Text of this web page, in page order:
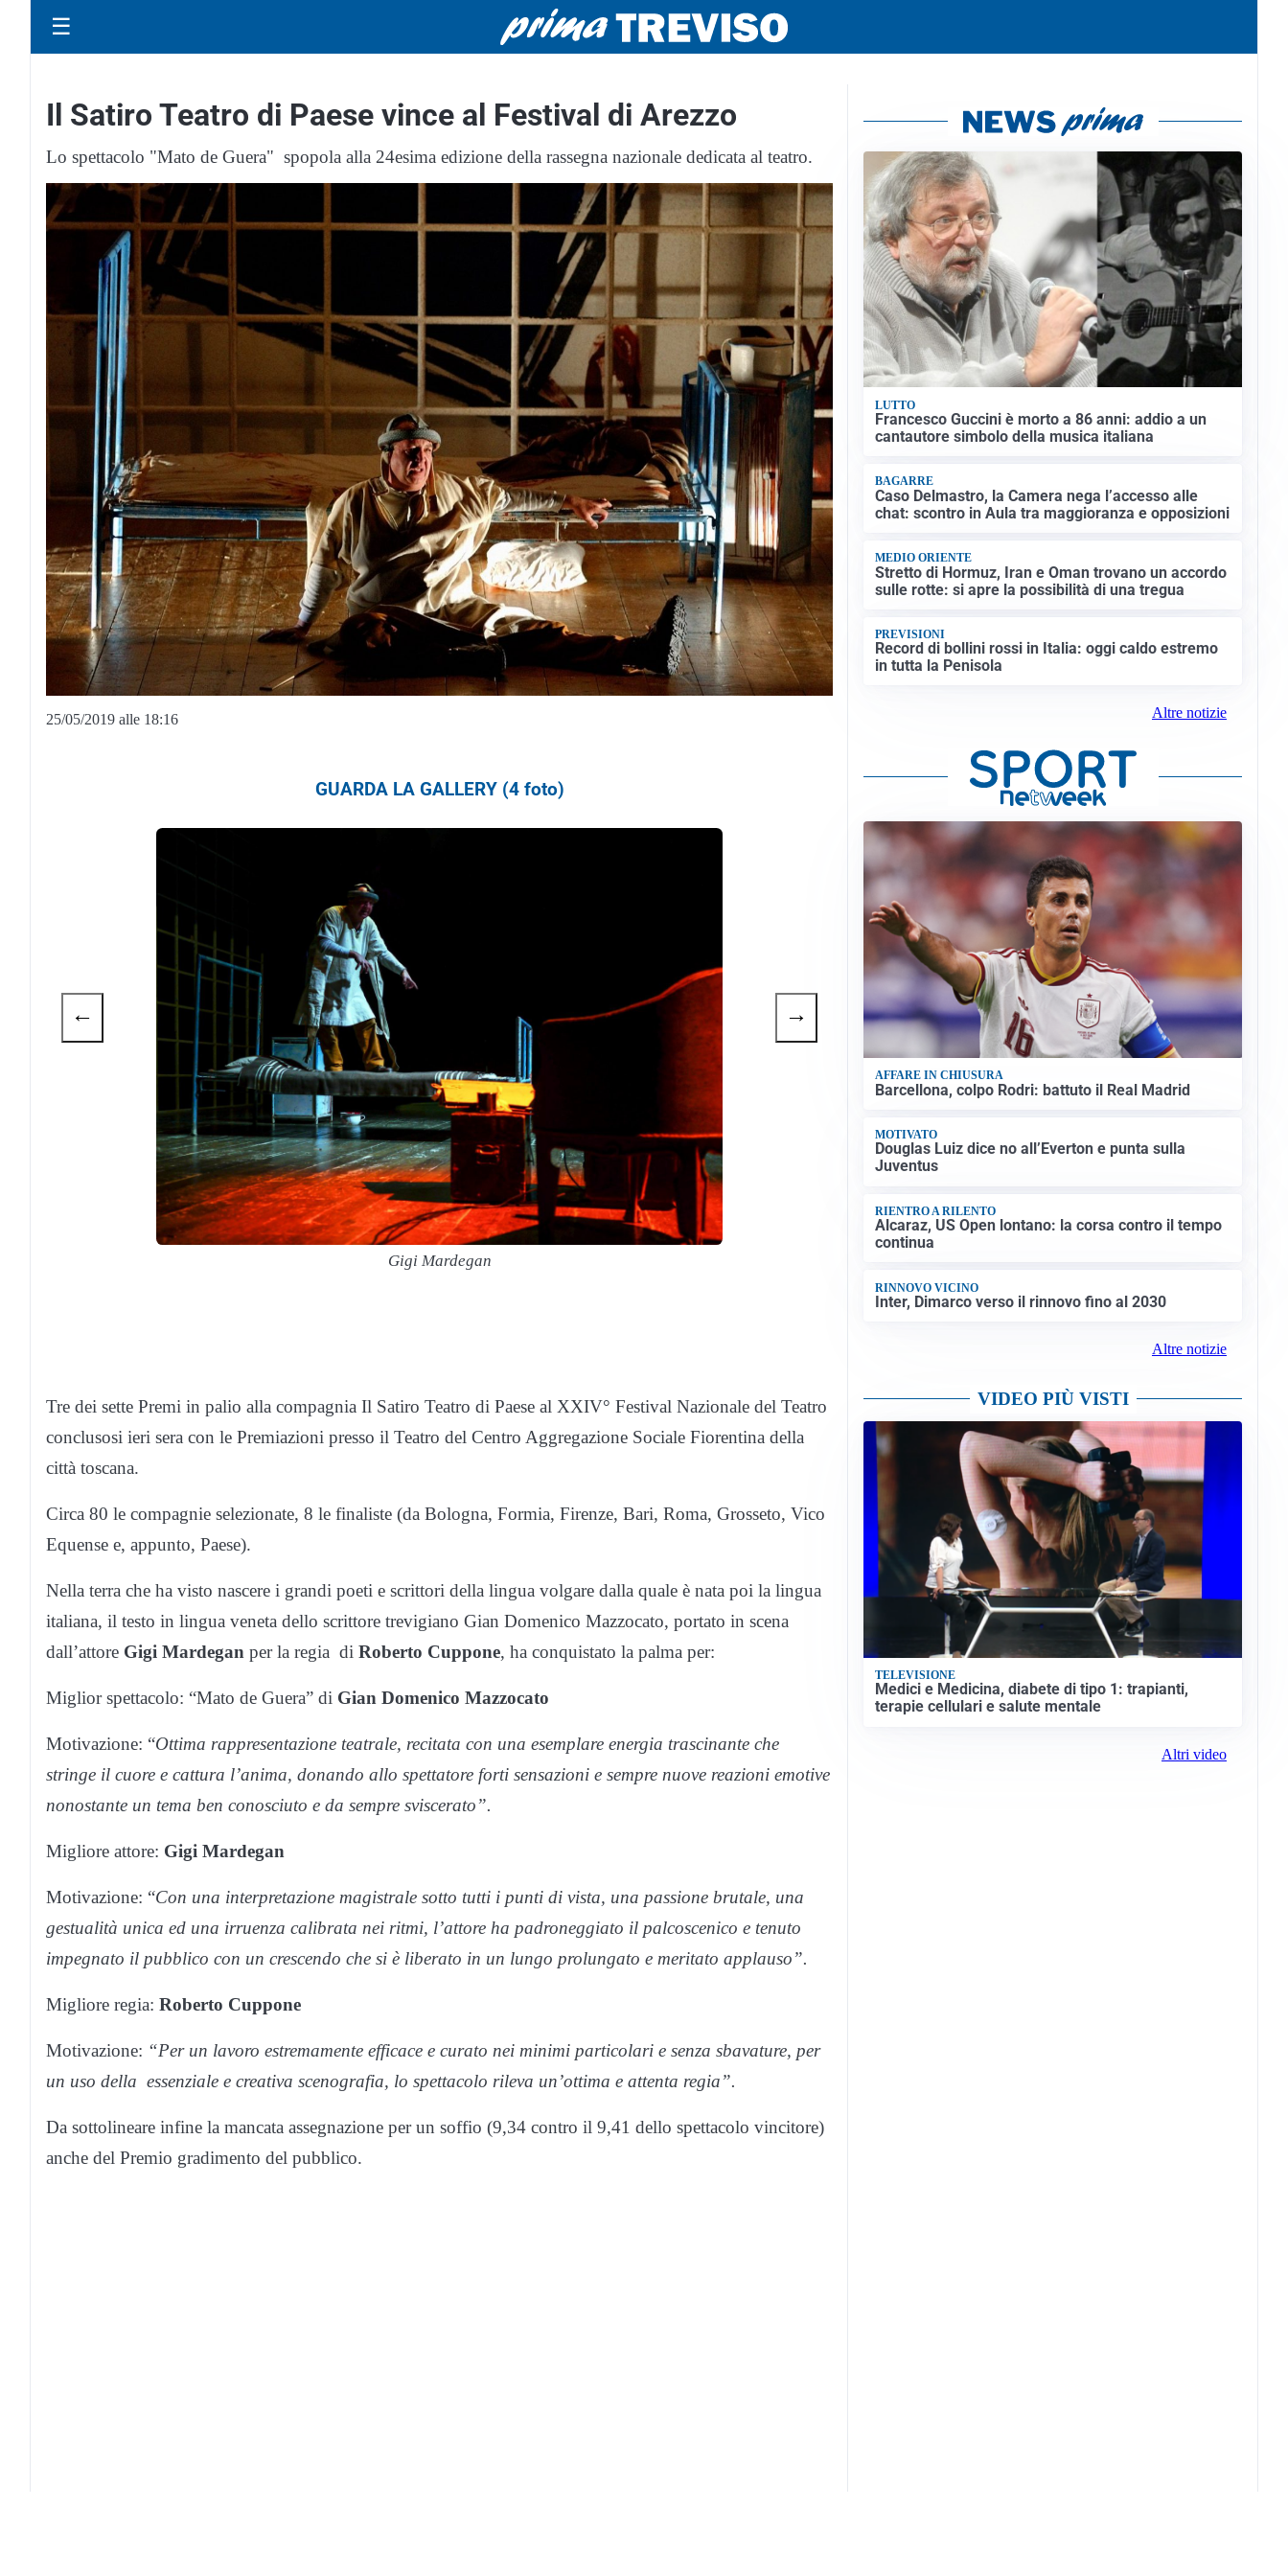
☰
Il Satiro Teatro di Paese vince al Festival di Arezzo
Lo spettacolo "Mato de Guera" spopola alla 24esima edizione della rassegna nazionale dedicata al teatro.
25/05/2019 alle 18:16
GUARDA LA GALLERY (4 foto)
Gigi Mardegan
← →
Tre dei sette Premi in palio alla compagnia Il Satiro Teatro di Paese al XXIV° Festival Nazionale del Teatro
conclusosi ieri sera con le Premiazioni presso il Teatro del Centro Aggregazione Sociale Fiorentina della
città toscana.
Circa 80 le compagnie selezionate, 8 le finaliste (da Bologna, Formia, Firenze, Bari, Roma, Grosseto, Vico
Equense e, appunto, Paese).
Nella terra che ha visto nascere i grandi poeti e scrittori della lingua volgare dalla quale è nata poi la lingua
italiana, il testo in lingua veneta dello scrittore trevigiano Gian Domenico Mazzocato, portato in scena
dall’attore Gigi Mardegan per la regia di Roberto Cuppone, ha conquistato la palma per:
Miglior spettacolo: “Mato de Guera” di Gian Domenico Mazzocato
Motivazione: “Ottima rappresentazione teatrale, recitata con una esemplare energia trascinante che
stringe il cuore e cattura l’anima, donando allo spettatore forti sensazioni e sempre nuove reazioni emotive
nonostante un tema ben conosciuto e da sempre sviscerato”.
Migliore attore: Gigi Mardegan
Motivazione: “Con una interpretazione magistrale sotto tutti i punti di vista, una passione brutale, una
gestualità unica ed una irruenza calibrata nei ritmi, l’attore ha padroneggiato il palcoscenico e tenuto
impegnato il pubblico con un crescendo che si è liberato in un lungo prolungato e meritato applauso”.
Migliore regia: Roberto Cuppone
Motivazione: “Per un lavoro estremamente efficace e curato nei minimi particolari e senza sbavature, per
un uso della essenziale e creativa scenografia, lo spettacolo rileva un’ottima e attenta regia”.
Da sottolineare infine la mancata assegnazione per un soffio (9,34 contro il 9,41 dello spettacolo vincitore)
anche del Premio gradimento del pubblico.
LUTTO
Francesco Guccini è morto a 86 anni: addio a un
cantautore simbolo della musica italiana
BAGARRE
Caso Delmastro, la Camera nega l’accesso alle
chat: scontro in Aula tra maggioranza e opposizioni
MEDIO ORIENTE
Stretto di Hormuz, Iran e Oman trovano un accordo
sulle rotte: si apre la possibilità di una tregua
PREVISIONI
Record di bollini rossi in Italia: oggi caldo estremo
in tutta la Penisola
Altre notizie
AFFARE IN CHIUSURA
Barcellona, colpo Rodri: battuto il Real Madrid
MOTIVATO
Douglas Luiz dice no all’Everton e punta sulla
Juventus
RIENTRO A RILENTO
Alcaraz, US Open lontano: la corsa contro il tempo
continua
RINNOVO VICINO
Inter, Dimarco verso il rinnovo fino al 2030
Altre notizie
VIDEO PIÙ VISTI
TELEVISIONE
Medici e Medicina, diabete di tipo 1: trapianti,
terapie cellulari e salute mentale
Altri video